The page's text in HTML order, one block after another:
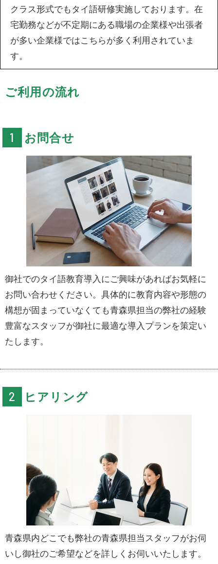
クラス形式でもタイ語研修実施しております。在
宅勤務などが不定期にある職場の企業様や出張者
が多い企業様ではこちらが多く利用されていま
す。
ご利用の流れ
お問合せ
御社でのタイ語教育導入にご興味があればお気軽に
お問い合わせください。具体的に教育内容や形態の
構想が固まっていなくても青森県担当の弊社の経験
豊富なスタッフが御社に最適な導入プランを策定い
たします。
ヒアリング
青森県内どこでも弊社の青森県担当スタッフがお伺
いし御社のご希望などを詳しくお伺いいたします。